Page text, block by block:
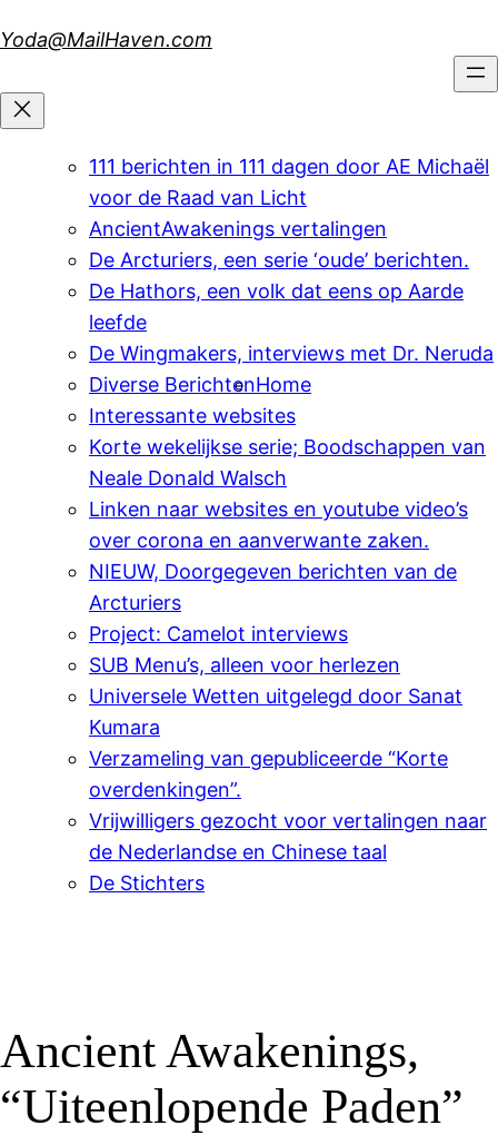
to
Yoda@MailHaven.com
111 berichten in 111 dagen door AE Michaël
voor de Raad van Licht
AncientAwakenings vertalingen
De Arcturiers, een serie ‘oude’ berichten.
De Hathors, een volk dat eens op Aarde
leefde
De Wingmakers, interviews met Dr. Neruda
Diverse BerichtenHome
Interessante websites
Korte wekelijkse serie; Boodschappen van
Neale Donald Walsch
Linken naar websites en youtube video’s
over corona en aanverwante zaken.
NIEUW, Doorgegeven berichten van de
Arcturiers
Project: Camelot interviews
SUB Menu’s, alleen voor herlezen
Universele Wetten uitgelegd door Sanat
Kumara
Verzameling van gepubliceerde “Korte
overdenkingen”.
Vrijwilligers gezocht voor vertalingen naar
de Nederlandse en Chinese taal
De Stichters
Ancient Awakenings,
“Uiteenlopende Paden”